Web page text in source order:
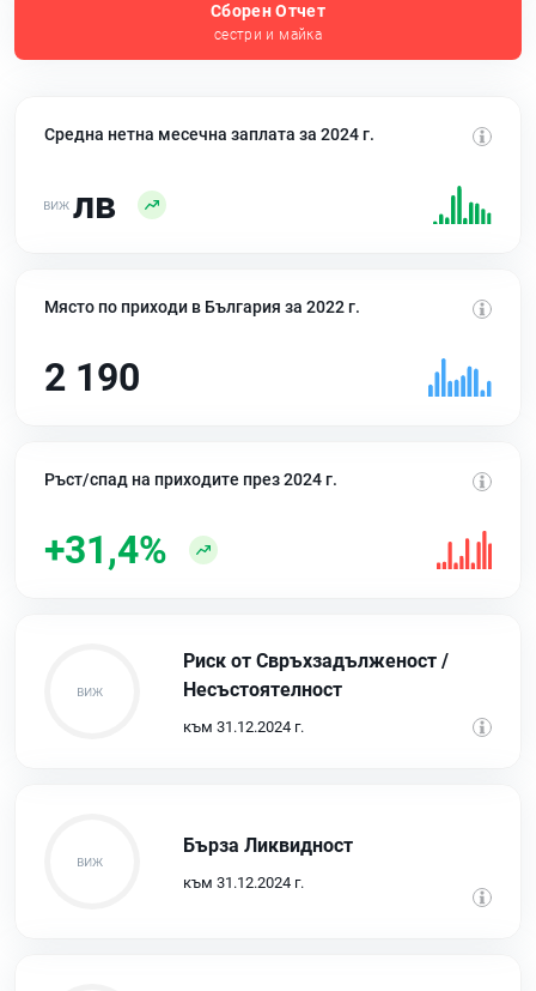
Сборен Отчет
сестри и майка
Средна нетна месечна заплата за 2024 г.
лв
Място по приходи в България за 2022 г.
2 190
Ръст/спад на приходите през 2024 г.
+31,4%
Риск от Свръхзадълженост /
Несъстоятелност
към 31.12.2024 г.
Бърза Ликвидност
към 31.12.2024 г.